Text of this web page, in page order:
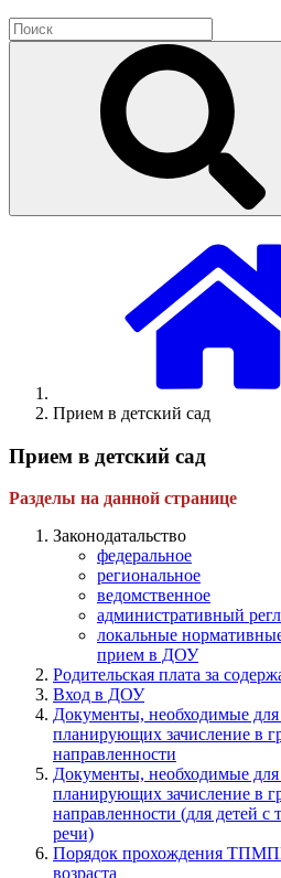
Прием в детский сад
Прием в детский сад
Разделы на данной странице
Законодатальство
федеральное
региональное
ведомственное
административный
локальные
прием в ДОУ
Родительская плата за
Вход в ДОУ
Документы, необходимые
планирующих зачисление в
направленности
Документы, необходимые
планирующих зачисление в
направленности (для детей
речи)
Порядок прохождения
возраста